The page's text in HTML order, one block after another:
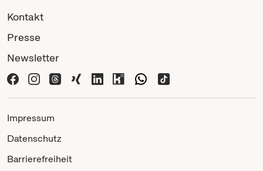
Kontakt
Presse
Newsletter
Impressum
Datenschutz
Barrierefreiheit